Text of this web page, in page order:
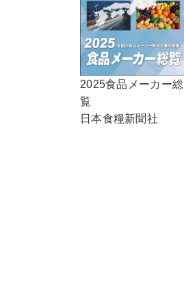
2025食品メーカー総
覧
日本食糧新聞社